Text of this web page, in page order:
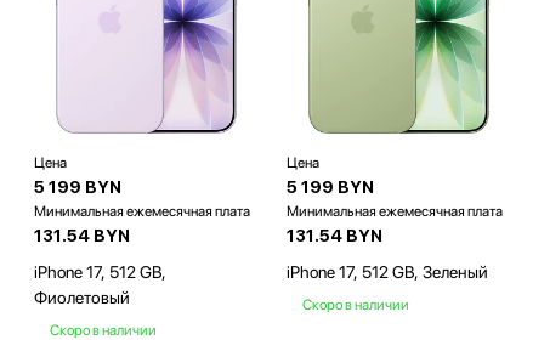
Цена
5 199 BYN
Минимальная ежемесячная плата
131.54 BYN
iPhone 17, 512 GB,
Фиолетовый
Скоро в наличии
Цена
5 199 BYN
Минимальная ежемесячная плата
131.54 BYN
iPhone 17, 512 GB, Зеленый
Скоро в наличии